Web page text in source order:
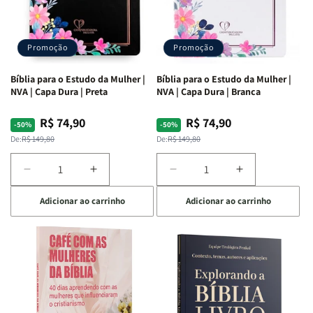
Promoção
Bíblia para o Estudo da Mulher |
NVA | Capa Dura | Preta
-50%
Preço
normal
De:R$ 149,80
Preço
promocional
R$ 74,90
Diminuir
a
quantidade
de
Bíblia
para
Estudo
da
Mulher
Aumentar
a
quantidade
de
Bíblia
para
o
Estudo
da
Mulher
Adicionar ao carrinho
Promoção
Bíblia para o Estudo da Mulher |
NVA | Capa Dura | Branca
-50%
Preço
normal
De:R$ 149,80
Preço
promocional
R$ 74,90
Diminuir
a
quantidade
de
Bíblia
o
Estudo
da
Mulher
Aumentar
a
quantidade
de
Bíblia
para
o
Estudo
Mulher
Adicionar ao carrinho